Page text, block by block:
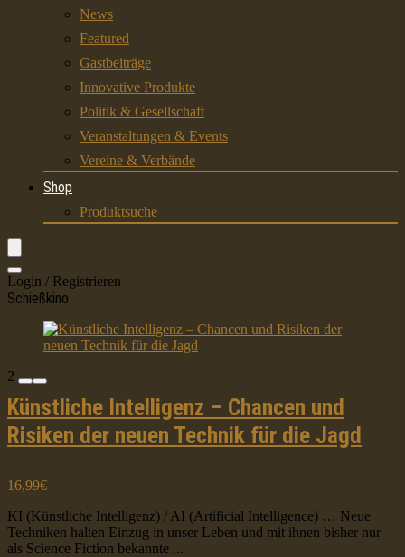
News
Featured
Gastbeiträge
Innovative Produkte
Politik & Gesellschaft
Veranstaltungen & Events
Vereine & Verbände
Shop
Produktsuche
Login / Registrieren
Schießkino
2
Künstliche Intelligenz – Chancen und
Risiken der neuen Technik für die Jagd
16,99€
KI (Künstliche Intelligenz) / AI (Artificial Intelligence) … Neue
Techniken halten Einzug in unser Leben und mit ihnen bisher nur
als Science Fiction bekannte ...